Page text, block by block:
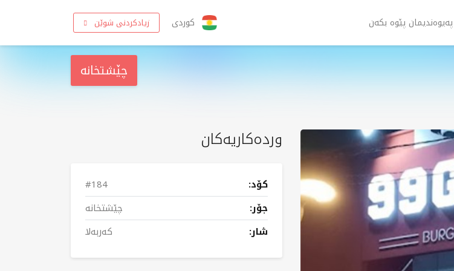
پەیوەندیمان پێوە بکەن کوردی زیادکردنی شوێن
چێشتخانە
وردەکاریەکان
کۆد:
#184
جۆر:
چێشتخانە
شار:
کەربەلا